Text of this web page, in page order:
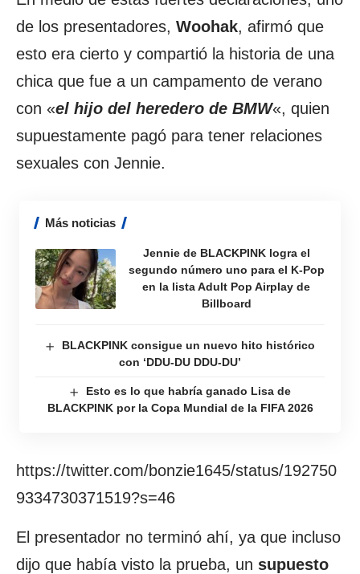
de los presentadores, Woohak, afirmó que
esto era cierto y compartió la historia de una
chica que fue a un campamento de verano
con «el hijo del heredero de BMW«, quien
supuestamente pagó para tener relaciones
sexuales con Jennie.
Más noticias
Jennie de BLACKPINK logra el
segundo número uno para el K-Pop
en la lista Adult Pop Airplay de
Billboard
BLACKPINK consigue un nuevo hito histórico
con ‘DDU-DU DDU-DU’
Esto es lo que habría ganado Lisa de
BLACKPINK por la Copa Mundial de la FIFA 2026
https://twitter.com/bonzie1645/status/192750
9334730371519?s=46
El presentador no terminó ahí, ya que incluso
dijo que había visto la prueba, un supuesto